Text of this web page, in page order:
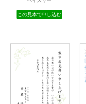
ASJ-WI-018L
ペイズリー
この見本で申し込む